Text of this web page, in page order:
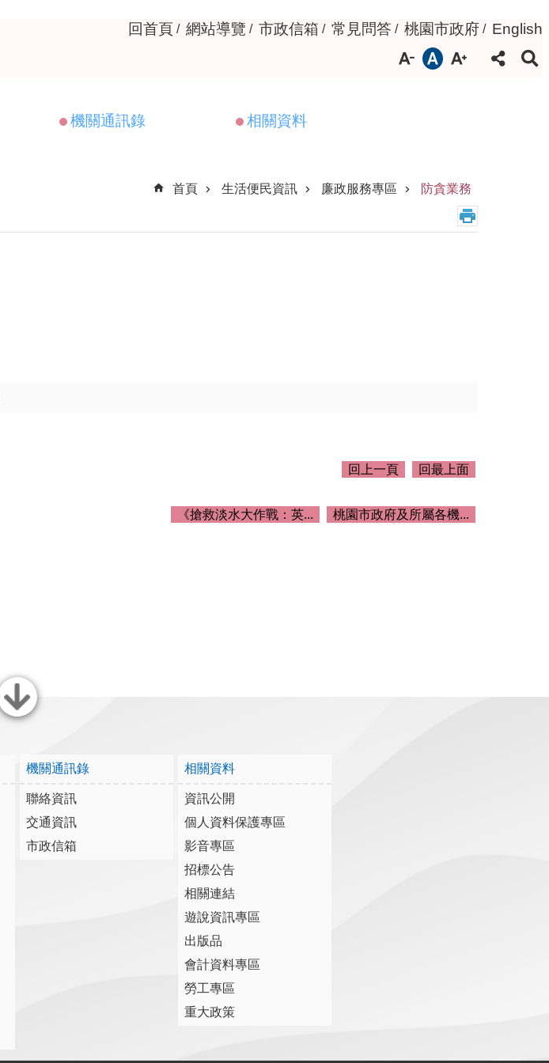
回首頁 網站導覽 市政信箱 常見問答 桃園市政府 English
機關通訊錄 相關資料
首頁
生活便民資訊 廉政服務專區 防貪業務
回上一頁 回最上面
《搶救淡水大作戰：英... 桃園市政府及所屬各機...
關閉
機關通訊錄
聯絡資訊
交通資訊
市政信箱
相關資料
資訊公開
個人資料保護專區
影音專區
招標公告
相關連結
遊說資訊專區
出版品
會計資料專區
勞工專區
重大政策